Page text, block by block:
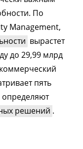
По
Management,
вырастет
до 29,99 млрд
пять
решений .